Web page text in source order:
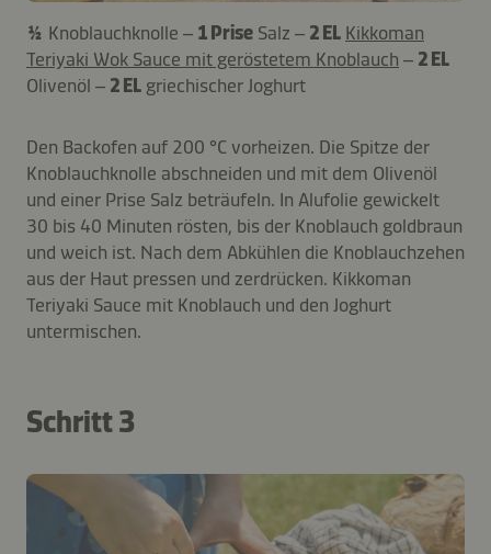
½ Knoblauchknolle – 1 Prise Salz – 2 EL Kikkoman
Teriyaki Wok Sauce mit geröstetem Knoblauch – 2 EL
Olivenöl – 2 EL griechischer Joghurt
Den Backofen auf 200 °C vorheizen. Die Spitze der
Knoblauchknolle abschneiden und mit dem Olivenöl
und einer Prise Salz beträufeln. In Alufolie gewickelt
30 bis 40 Minuten rösten, bis der Knoblauch goldbraun
und weich ist. Nach dem Abkühlen die Knoblauchzehen
aus der Haut pressen und zerdrücken. Kikkoman
Teriyaki Sauce mit Knoblauch und den Joghurt
untermischen.
Schritt 3